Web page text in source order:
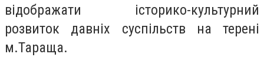
відображати історико-культурний
розвиток давніх суспільств на терені
м.Тараща.